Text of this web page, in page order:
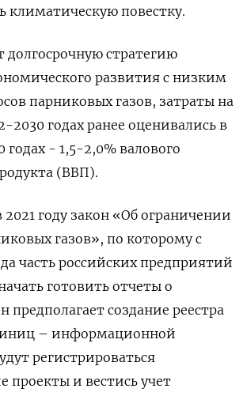
климатическую повестку.
долгосрочную стратегию
развития с низким
парниковых газов, затраты на
2030 годах ранее оценивались в
годах - 1,5-2,0% валового
(ВВП).
году закон «Об ограничении
газов», по которому с
часть российских предприятий
готовить отчеты о
предполагает создание реестра
– информационной
регистрироваться
проекты и вестись учет